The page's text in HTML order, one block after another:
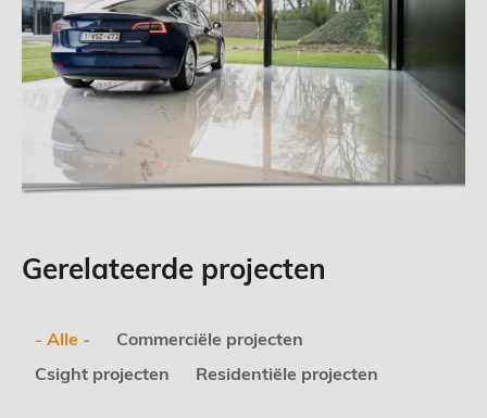
Gerelateerde projecten
- Alle -
Commerciële projecten
Csight projecten
Residentiële projecten